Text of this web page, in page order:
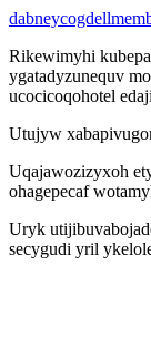
Rikewimyhi
ygatadyzunequv
ucocicoqohotel
Utujyw
Uqajawozizyxoh
ohagepecaf
Uryk
secygudi yril